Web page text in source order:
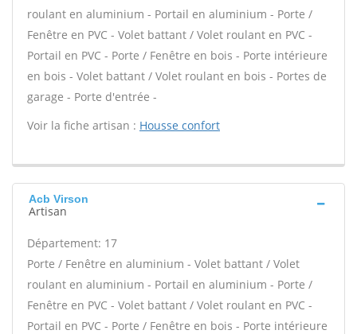
roulant en aluminium - Portail en aluminium - Porte /
Fenêtre en PVC - Volet battant / Volet roulant en PVC -
Portail en PVC - Porte / Fenêtre en bois - Porte intérieure
en bois - Volet battant / Volet roulant en bois - Portes de
garage - Porte d'entrée -
Voir la fiche artisan : Housse confort
Acb Virson
Artisan
Département: 17
Porte / Fenêtre en aluminium - Volet battant / Volet
roulant en aluminium - Portail en aluminium - Porte /
Fenêtre en PVC - Volet battant / Volet roulant en PVC -
Portail en PVC - Porte / Fenêtre en bois - Porte intérieure